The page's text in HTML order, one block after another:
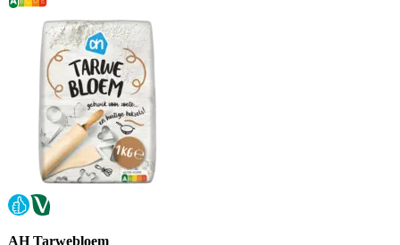
AH Tarwebloem